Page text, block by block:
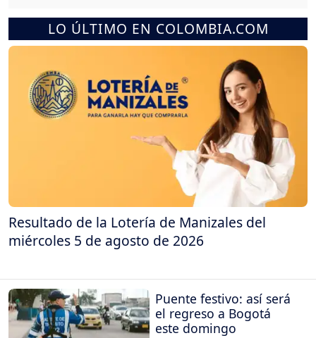
LO ÚLTIMO EN COLOMBIA.COM
Resultado de la Lotería de Manizales del
miércoles 5 de agosto de 2026
Puente festivo: así será
el regreso a Bogotá
este domingo